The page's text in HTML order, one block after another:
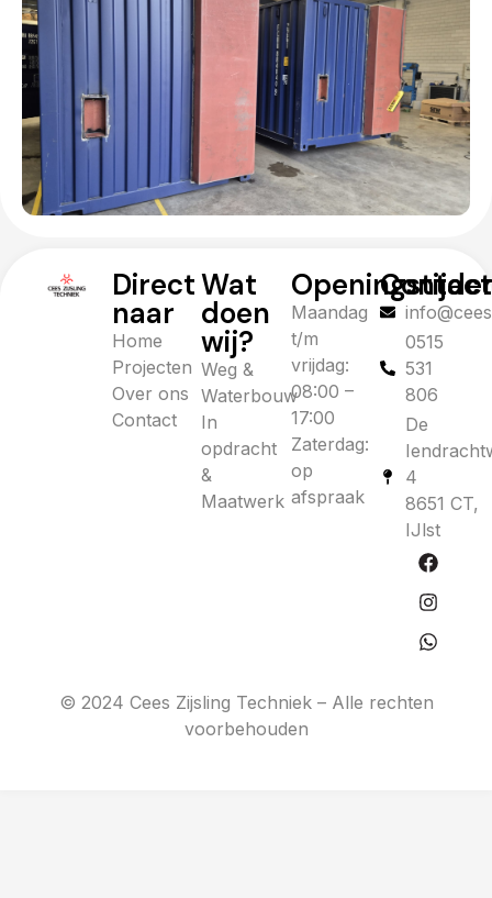
Direct
naar
Home
Projecten
Over ons
Contact
Wat
doen
wij?
Weg &
Waterbouw
In
opdracht
&
Maatwerk
Maandag
t/m
vrijdag:
08:00 –
17:00
Zaterdag:
op
afspraak
Contact
0515
531
806
De
4
8651 CT,
IJlst
© 2024 Cees Zijsling Techniek – Alle rechten
voorbehouden